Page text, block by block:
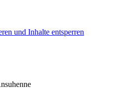
und Inhalte entsperren